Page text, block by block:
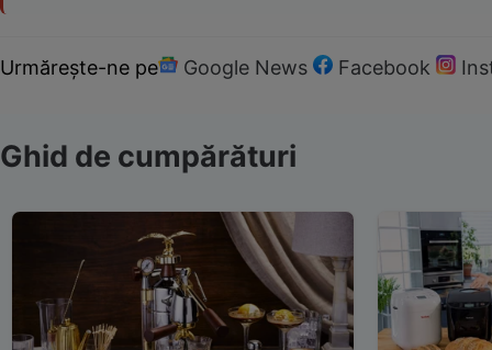
Urmărește-ne pe Google News Facebook
Ghid de cumpărături